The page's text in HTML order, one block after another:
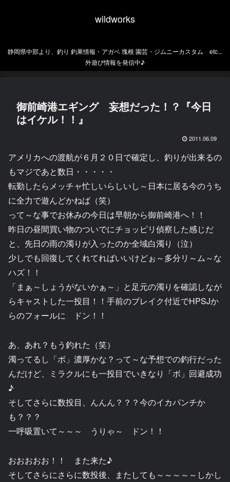
wildworks
静岡県中部より、釣り 釣果情報・アガベ 塊根 園芸・ジムニーカスタム etc...
外遊び情報を発信中♪
御前崎港エギング 妄想だった！？『今日
はイケル！！』
2011.06.09
アメリカへの渡航が６月２０日で確定し、釣りが出来るの
もマジであと数日・・・・・
転勤したらメッチャ忙しいらしいし～日本に居る今のうち
に全力で遊んどかねば（笑）
って～な事でお休みの今日は早朝から御前崎港へ！！
昨日の昼間買い物のついでにチョッピリ偵察した感じだ
と、先日の雨の濁りが入ったのか全域白濁り（泣）
少しでも回復してくれてればいいけどぉ～多分リ～ム～な
ハズ！！
「まぁ～しょうがないかぁ～」と足元の濁りを確認しなが
らキャストした一投目！！手前のブレイク付近でHPSJか
らのフォールに ドン！！
あ、あれ？もう釣れた（笑）
濁ってるし「ボ」濃厚かな？って～な予想での釣行だった
んだけど、ミラクルにも一投目でいきなり「ボ」回避成功
♪
そしてさらに数投目、んんん？？？今のイカパンチか
も？？？
一呼吸置いて～～～ うりゃ～ ドン！！
おおおおお！！ また来た♪
そしてさらにさらに数投後、またしても～～～～～しかし